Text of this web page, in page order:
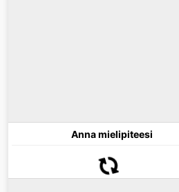
Anna mielipiteesi